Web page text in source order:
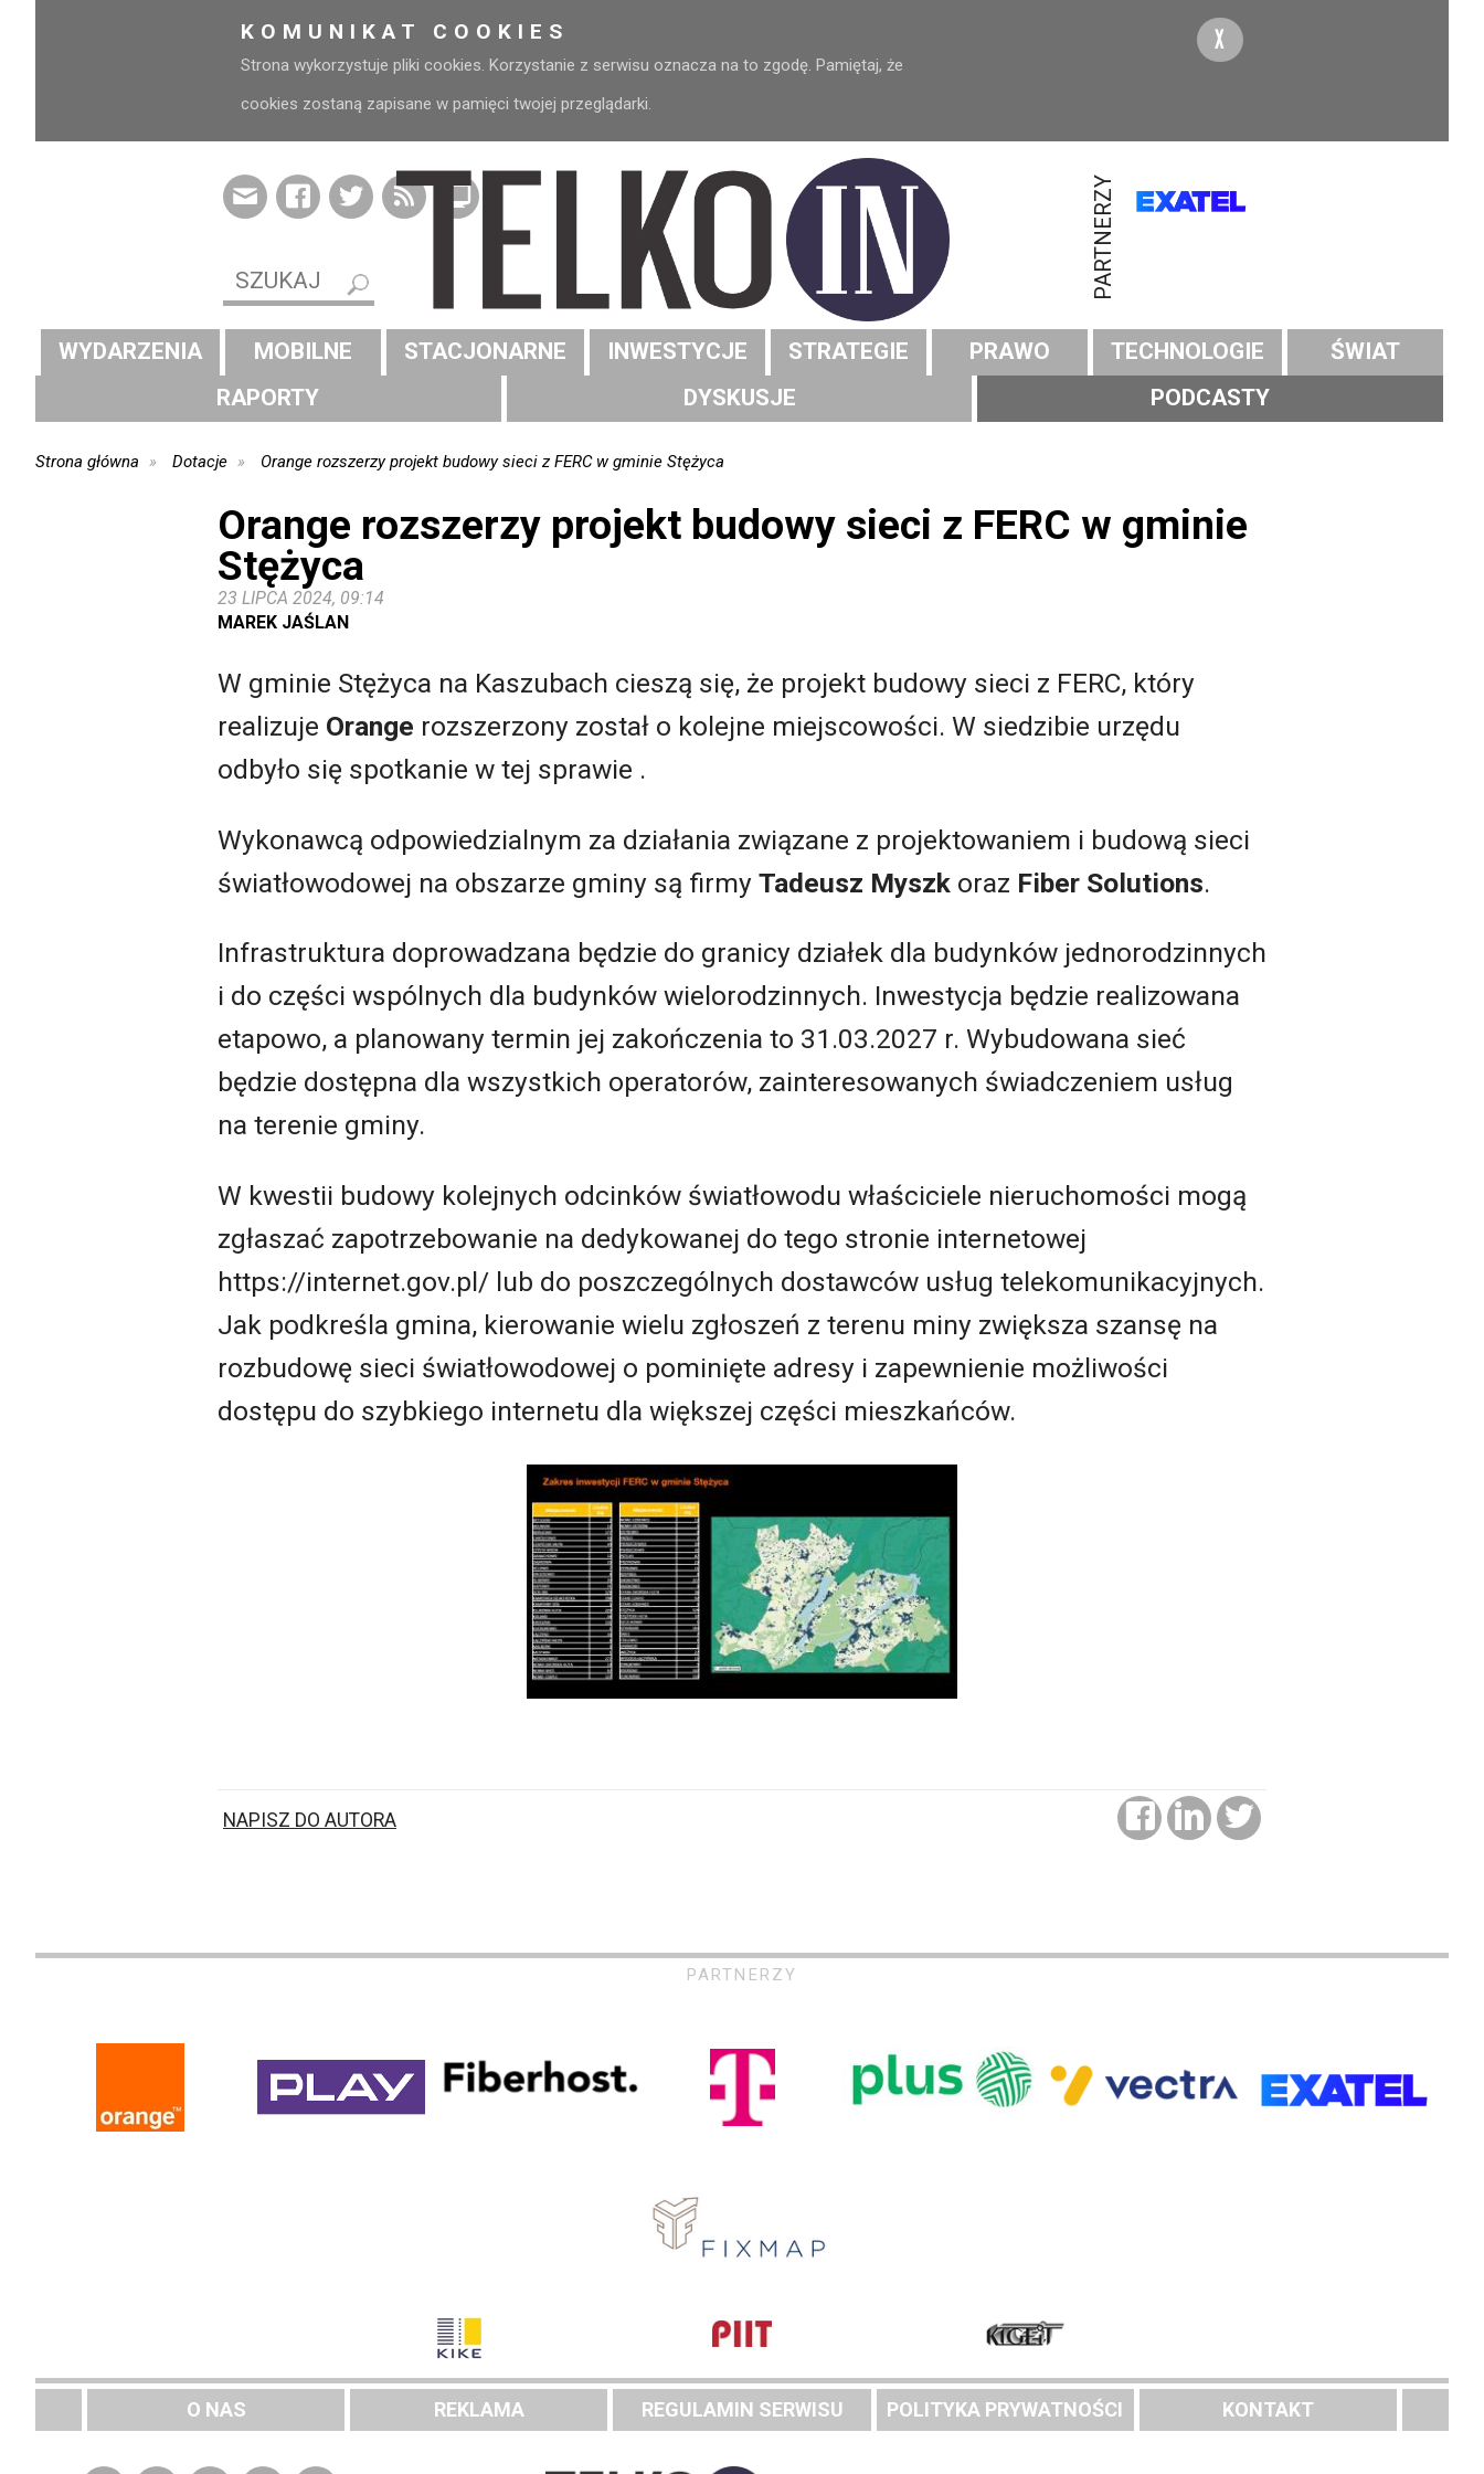
KOMUNIKAT COOKIES
Strona wykorzystuje pliki cookies. Korzystanie z serwisu oznacza na to zgodę. Pamiętaj, że
cookies zostaną zapisane w pamięci twojej przeglądarki.
X
PARTNERZY
WYDARZENIA MOBILNE STACJONARNE INWESTYCJE STRATEGIE PRAWO TECHNOLOGIE
ŚWIAT
RAPORTY
DYSKUSJE PODCASTY
Strona główna Dotacje Orange rozszerzy projekt budowy sieci z FERC w gminie Stężyca
Orange rozszerzy projekt budowy sieci z FERC w gminie
Stężyca
23 LIPCA 2024, 09:14
MAREK JAŚLAN
W gminie Stężyca na Kaszubach cieszą się, że projekt budowy sieci z FERC, który
realizuje Orange rozszerzony został o kolejne miejscowości. W siedzibie urzędu
odbyło się spotkanie w tej sprawie .
Wykonawcą odpowiedzialnym za działania związane z projektowaniem i budową sieci
światłowodowej na obszarze gminy są firmy Tadeusz Myszk oraz Fiber Solutions.
Infrastruktura doprowadzana będzie do granicy działek dla budynków jednorodzinnych
i do części wspólnych dla budynków wielorodzinnych. Inwestycja będzie realizowana
etapowo, a planowany termin jej zakończenia to 31.03.2027 r. Wybudowana sieć
będzie dostępna dla wszystkich operatorów, zainteresowanych świadczeniem usług
na terenie gminy.
W kwestii budowy kolejnych odcinków światłowodu właściciele nieruchomości mogą
zgłaszać zapotrzebowanie na dedykowanej do tego stronie internetowej
https://internet.gov.pl/ lub do poszczególnych dostawców usług telekomunikacyjnych.
Jak podkreśla gmina, kierowanie wielu zgłoszeń z terenu miny zwiększa szansę na
rozbudowę sieci światłowodowej o pominięte adresy i zapewnienie możliwości
dostępu do szybkiego internetu dla większej części mieszkańców.
NAPISZ DO AUTORA
PARTNERZY
O NAS REKLAMA REGULAMIN SERWISU POLITYKA PRYWATNOŚCI KONTAKT